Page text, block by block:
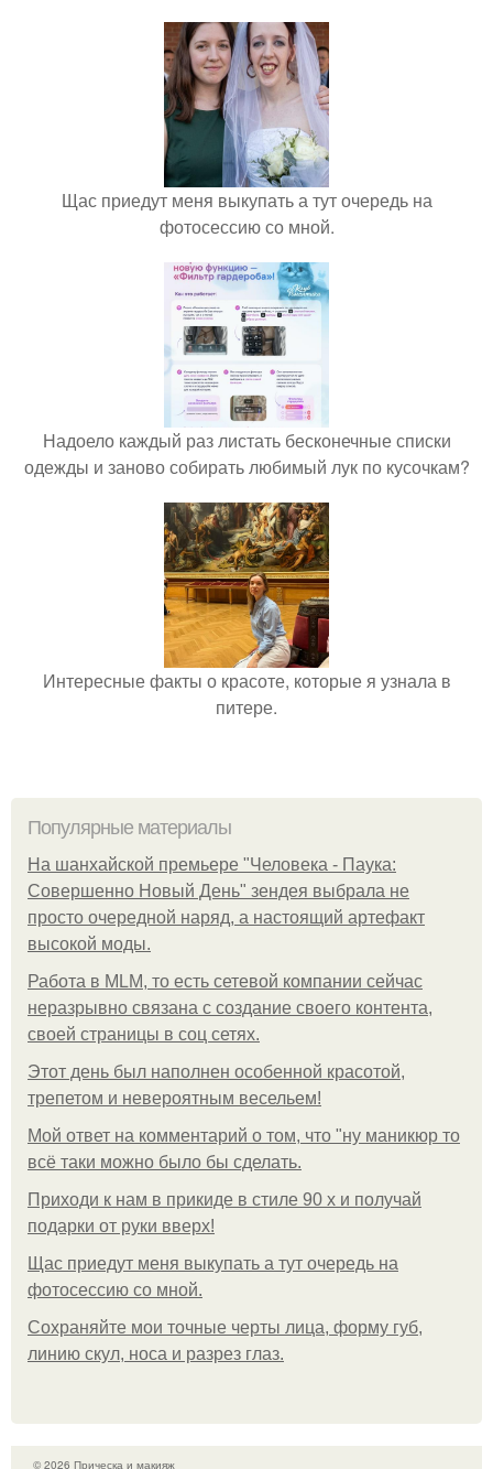
Щас приедут меня выкупать а тут очередь на
фотосессию со мной.
Надоело каждый раз листать бесконечные списки
одежды и заново собирать любимый лук по кусочкам?
Интересные факты о красоте, которые я узнала в
питере.
Популярные материалы
На шанхайской премьере "Человека - Паука:
Совершенно Новый День" зендея выбрала не
просто очередной наряд, а настоящий артефакт
высокой моды.
Работа в MLM, то есть сетевой компании сейчас
неразрывно связана с создание своего контента,
своей страницы в соц сетях.
Этот день был наполнен особенной красотой,
трепетом и невероятным весельем!
Мой ответ на комментарий о том, что "ну маникюр то
всё таки можно было бы сделать.
Приходи к нам в прикиде в стиле 90 х и получай
подарки от руки вверх!
Щас приедут меня выкупать а тут очередь на
фотосессию со мной.
Сохраняйте мои точные черты лица, форму губ,
линию скул, носа и разрез глаз.
© 2026 Прическа и макияж